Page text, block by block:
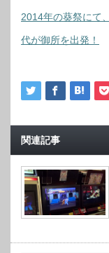
2014年の葵祭にて
代が御所を出発！
関連記事